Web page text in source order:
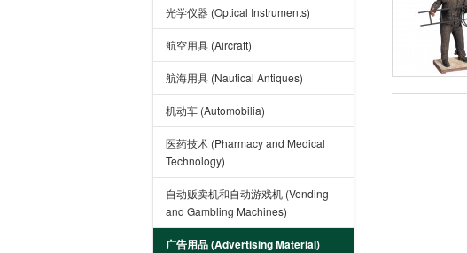
光学仪器 (Optical Instruments)
航空用具 (Aircraft)
航海用具 (Nautical Antiques)
机动车 (Automobilia)
医药技术 (Pharmacy and Medical
Technology)
自动贩卖机和自动游戏机 (Vending
and Gambling Machines)
广告用品 (Advertising Material)